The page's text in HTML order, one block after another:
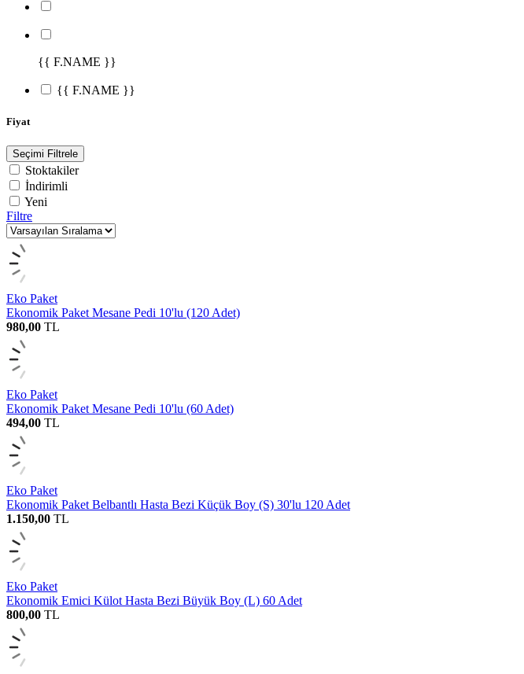
{{ F.NAME }}
{{ F.NAME }}
Fiyat
Seçimi Filtrele
Stoktakiler
İndirimli
Yeni
Filtre
Eko Paket
Ekonomik Paket Mesane Pedi 10'lu (120 Adet)
980,00 TL
Eko Paket
Ekonomik Paket Mesane Pedi 10'lu (60 Adet)
494,00 TL
Eko Paket
Ekonomik Paket Belbantlı Hasta Bezi Küçük Boy (S) 30'lu 120 Adet
1.150,00 TL
Eko Paket
Ekonomik Emici Külot Hasta Bezi Büyük Boy (L) 60 Adet
800,00 TL